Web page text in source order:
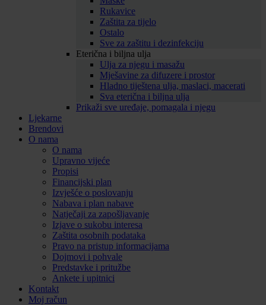
Rukavice
Zaštita za tijelo
Ostalo
Sve za zaštitu i dezinfekciju
Eterična i biljna ulja
Ulja za njegu i masažu
Mješavine za difuzere i prostor
Hladno tiještena ulja, maslaci, macerati
Sva eterična i biljna ulja
Prikaži sve uređaje, pomagala i njegu
Ljekarne
Brendovi
O nama
O nama
Upravno vijeće
Propisi
Financijski plan
Izvješće o poslovanju
Nabava i plan nabave
Natječaji za zapošljavanje
Izjave o sukobu interesa
Zaštita osobnih podataka
Pravo na pristup informacijama
Dojmovi i pohvale
Predstavke i pritužbe
Ankete i upitnici
Kontakt
Moj račun